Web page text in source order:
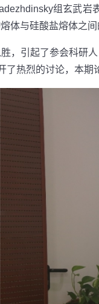
组玄武
体与硅酸盐熔体之
，引起了参会科研
了热烈的讨论，本期